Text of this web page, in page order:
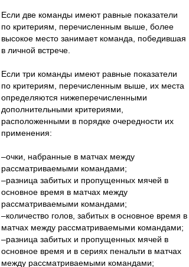
Если две команды имеют равные показатели
по критериям, перечисленным выше, более
высокое место занимает команда, победившая
в личной встрече.
Если три команды имеют равные показатели
по критериям, перечисленным выше, их места
определяются нижеперечисленными
дополнительными критериями,
расположенными в порядке очередности их
применения:
–очки, набранные в матчах между
рассматриваемыми командами;
–разница забитых и пропущенных мячей в
основное время в матчах между
рассматриваемыми командами;
–количество голов, забитых в основное время в
матчах между рассматриваемыми командами;
–разница забитых и пропущенных мячей в
основное время и в сериях пенальти в матчах
между рассматриваемыми командами;